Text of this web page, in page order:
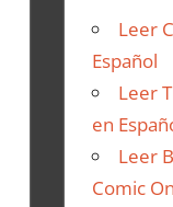
Leer
Español
Leer
en
Leer
Comic